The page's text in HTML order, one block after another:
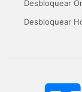
Desbloquear
Desbloquear